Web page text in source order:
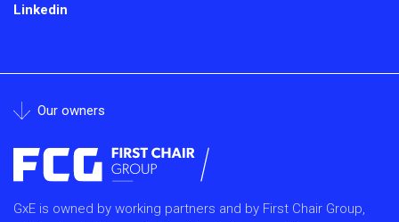
Linkedin
Our owners
GxE is owned by working partners and by First Chair Group,